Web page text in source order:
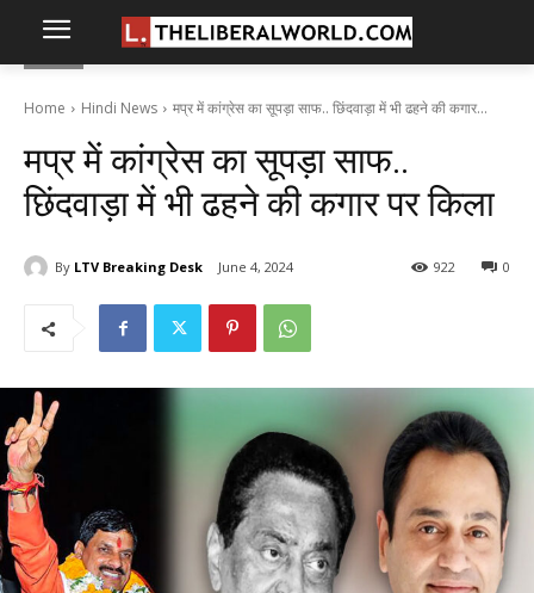
Home Hindi News मप्र में कांग्रेस का सूपड़ा साफ.. छिंदवाड़ा में भी ढहने की कगार...
मप्र में कांग्रेस का सूपड़ा साफ..
छिंदवाड़ा में भी ढहने की कगार पर किला
By LTV Breaking Desk June 4, 2024 0
922